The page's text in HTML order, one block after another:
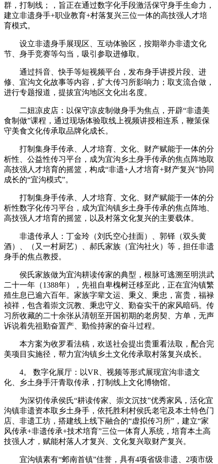
群，打制线；，旨正在通过数字化手段激活保守身手生命力，
建立非遗身手+职业教育+村落复兴三位一体的高技强人才培
育模式。
设立非遗身手展现区、互动体验区，按期举办非遗文化
节、身手竞赛等勾当，吸引参取进修取。
通过抖音、快手等短视频平台，发布身手讲授片段、进
修、宜沟文化故事等内容，扩大传习所影响力；取支流合做，
进行专题报道，提拔宜沟地区文化出名度。
二妞凉皮店：以保守凉皮制做身手为焦点，开辟“非遗美
食制做”课程，通过现场体验取线上视频讲授相连系，鞭策保
守美食文化传承取品牌化成长。
打制集身手传承、人才培育、文化、财产赋能于一体的分
析性、公益性传习平台，成为宜沟乡土身手传承的焦点阵地取
高技强人才培育的摇篮，构成“非遗+人才培育+财产复兴”协同
成长的“宜沟模式”。
打制集身手传承、人才培育、文化、财产赋能于一体的分
析性数字化传习平台，成为宜沟镇乡土身手传承的焦点阵地、
高技强人才培育的摇篮，以及村落文化复兴的主要载体。
‌非遗传承人‌：丁金玲（刘氏空心挂面）、郭铎（双头黄
酒）、（又一村厨艺）、郝氏家族（宜沟社火）等，担任非遗
身手的焦点教授。
侯氏家族做为宜沟耕读传家的典型，根脉可逃溯至明洪武
二十一年（1388年），先祖自卑槐树迁移至此，正在宜沟镇繁
殖生息已逾六百年。家族字辈文运、秉义、秉忠，富贵，福禄
祯祥，包含着崇文沉教、秉忠守义、勤奋实干的家风暗码。传
习所收藏的二十余张从清朝至开国初期的老房契、方单，无声
诉说着先祖勤奋置产、勤俭持家的奋斗过程。
本方案为收罗看法稿，欢送社会提出贵重看法取，配合完
美项目实施径，帮力宜沟镇乡土文化传承取村落复兴成长。
4。 数字化展厅：以VR、视频等形式展现宜沟非遗文
化、乡土身手汗青取传承，打制线上文化博物馆。
为深切传承侯氏“耕读传家、崇文沉技”优秀家风，活化宜
沟镇非遗资本取乡土身手，依托胜利村侯氏老宅及本土特色门
店、非遗工坊，搭建线上线下融合的“虚拟传习所”，建立“家
风传承+非遗传承+技术培育”三位一体育人系统，培育本土高
技强人才，赋能村落人才复兴、文化复兴取财产复兴。
宜沟镇素有“邺南首镇”佳誉，具有4项省级非遗、2项市级